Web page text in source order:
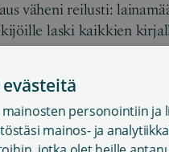
väheni reilusti:
laski kaikkien
personointiin ja
mainos- ja